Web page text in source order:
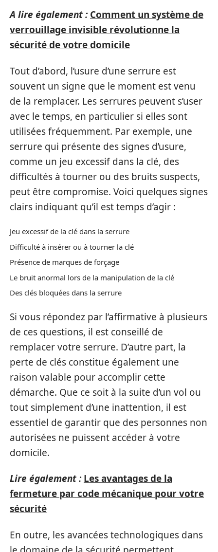
A lire également : Comment un système de
verrouillage invisible révolutionne la
sécurité de votre domicile
Tout d’abord, l’usure d’une serrure est
souvent un signe que le moment est venu
de la remplacer. Les serrures peuvent s’user
avec le temps, en particulier si elles sont
utilisées fréquemment. Par exemple, une
serrure qui présente des signes d’usure,
comme un jeu excessif dans la clé, des
difficultés à tourner ou des bruits suspects,
peut être compromise. Voici quelques signes
clairs indiquant qu’il est temps d’agir :
Jeu excessif de la clé dans la serrure
Difficulté à insérer ou à tourner la clé
Présence de marques de forçage
Le bruit anormal lors de la manipulation de la clé
Des clés bloquées dans la serrure
Si vous répondez par l’affirmative à plusieurs
de ces questions, il est conseillé de
remplacer votre serrure. D’autre part, la
perte de clés constitue également une
raison valable pour accomplir cette
démarche. Que ce soit à la suite d’un vol ou
tout simplement d’une inattention, il est
essentiel de garantir que des personnes non
autorisées ne puissent accéder à votre
domicile.
Lire également : Les avantages de la
fermeture par code mécanique pour votre
sécurité
En outre, les avancées technologiques dans